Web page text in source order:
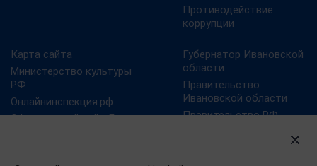
Противодействие
коррупции
Карта сайта
Министерство культуры
РФ
Онлайнинспекция.рф
Официальный сайт Года
сфере культуры
Губернатор Ивановской
области
Правительство
Ивановской области
Правительство РФ